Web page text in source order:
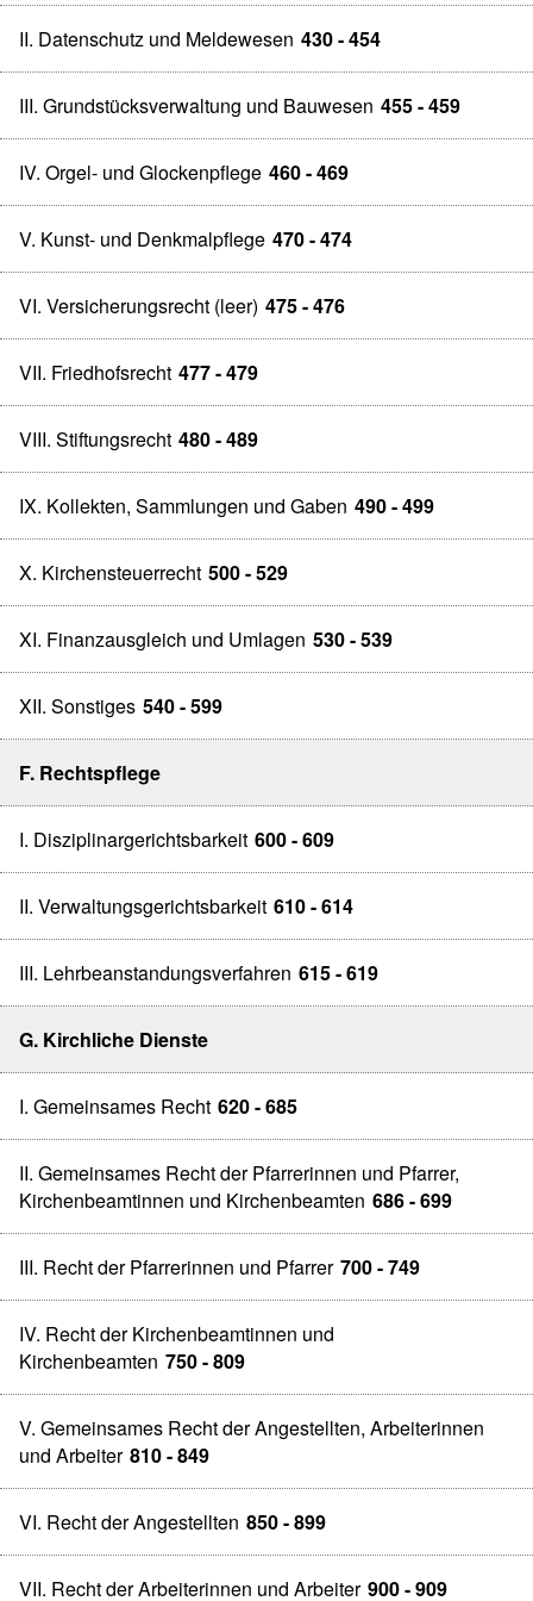
II. Datenschutz und Meldewesen 430 - 454
III. Grundstücksverwaltung und Bauwesen 455 - 459
IV. Orgel- und Glockenpflege 460 - 469
V. Kunst- und Denkmalpflege 470 - 474
VI. Versicherungsrecht (leer) 475 - 476
VII. Friedhofsrecht 477 - 479
VIII. Stiftungsrecht 480 - 489
IX. Kollekten, Sammlungen und Gaben 490 - 499
X. Kirchensteuerrecht 500 - 529
XI. Finanzausgleich und Umlagen 530 - 539
XII. Sonstiges 540 - 599
F. Rechtspflege
I. Disziplinargerichtsbarkeit 600 - 609
II. Verwaltungsgerichtsbarkeit 610 - 614
III. Lehrbeanstandungsverfahren 615 - 619
G. Kirchliche Dienste
I. Gemeinsames Recht 620 - 685
II. Gemeinsames Recht der Pfarrerinnen und Pfarrer,
Kirchenbeamtinnen und Kirchenbeamten 686 - 699
III. Recht der Pfarrerinnen und Pfarrer 700 - 749
IV. Recht der Kirchenbeamtinnen und
Kirchenbeamten 750 - 809
V. Gemeinsames Recht der Angestellten, Arbeiterinnen
und Arbeiter 810 - 849
VI. Recht der Angestellten 850 - 899
VII. Recht der Arbeiterinnen und Arbeiter 900 - 909